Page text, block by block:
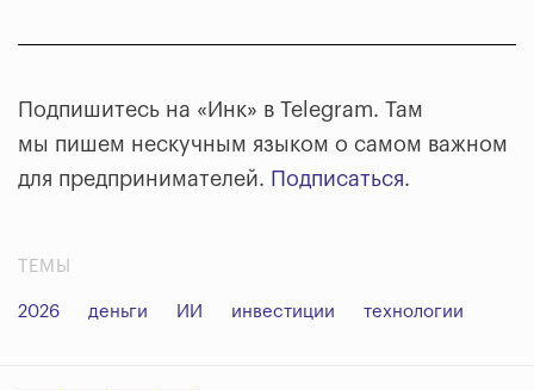
Подпишитесь на «Инк» в Telegram. Там
мы пишем нескучным языком о самом важном
для предпринимателей. Подписаться.
ТЕМЫ
2026 деньги ИИ инвестиции технологии